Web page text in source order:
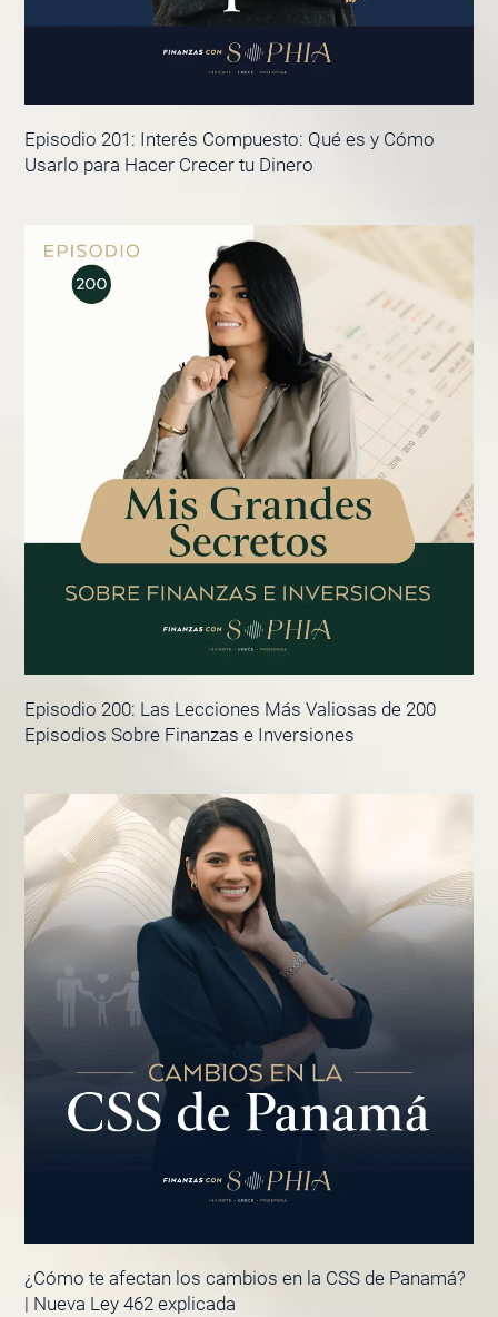
Episodio 201: Interés Compuesto: Qué es y Cómo
Usarlo para Hacer Crecer tu Dinero
Episodio 200: Las Lecciones Más Valiosas de 200
Episodios Sobre Finanzas e Inversiones
¿Cómo te afectan los cambios en la CSS de Panamá?
| Nueva Ley 462 explicada